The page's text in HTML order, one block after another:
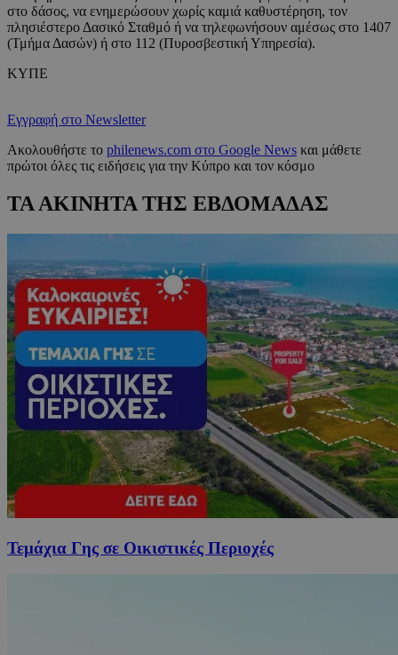
στο δάσος, να ενημερώσουν χωρίς καμιά καθυστέρηση, τον
πλησιέστερο Δασικό Σταθμό ή να τηλεφωνήσουν αμέσως στο 1407
(Τμήμα Δασών) ή στο 112 (Πυροσβεστική Υπηρεσία).
ΚΥΠΕ
Εγγραφή στο Newsletter
Ακολουθήστε το philenews.com στο Google News και μάθετε
πρώτοι όλες τις ειδήσεις για την Κύπρο και τον κόσμο
ΤΑ ΑΚΙΝΗΤΑ ΤΗΣ ΕΒΔΟΜΑΔΑΣ
Τεμάχια Γης σε Οικιστικές Περιοχές